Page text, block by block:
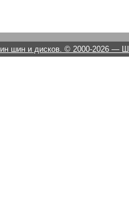
шин и дисков. © 2000-2026 —